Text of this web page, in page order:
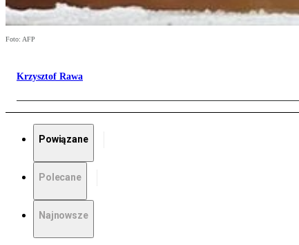
Foto: AFP
Krzysztof Rawa
Powiązane
Polecane
Najnowsze